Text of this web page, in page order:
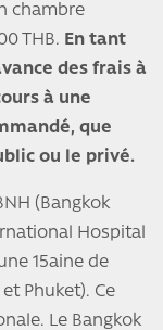
chambre
THB. En tant
des frais à
à une
que
ou le privé.
(Bangkok
Hospital
15aine de
Phuket). Ce
Le Bangkok